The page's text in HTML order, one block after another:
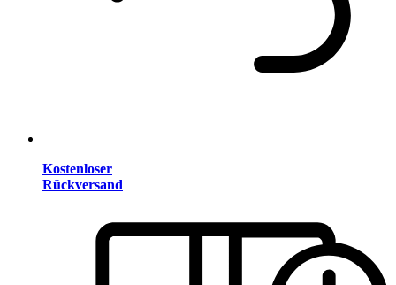
Kostenloser
Rückversand